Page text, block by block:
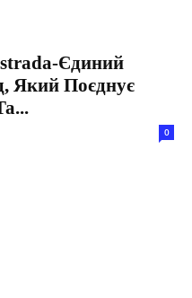
Єдиний
Який Поєднує
0